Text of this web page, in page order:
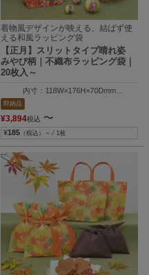
着物風デザインが映える、結ばず使
える和風ラッピング袋
【正月】スリットタイプ晴れ姿
みやび柄｜不織布ラッピング袋｜
20枚入～
内寸：118W×176H×70Dmm
外寸：257W×210H×70Dmm
即納品
¥3,894税込 〜
¥185 （税込）～ ⁄ 1枚